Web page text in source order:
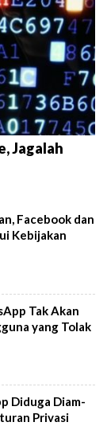
Jagalah
Facebook dan
Kebijakan
Tak Akan
yang Tolak
Diduga Diam-
Privasi